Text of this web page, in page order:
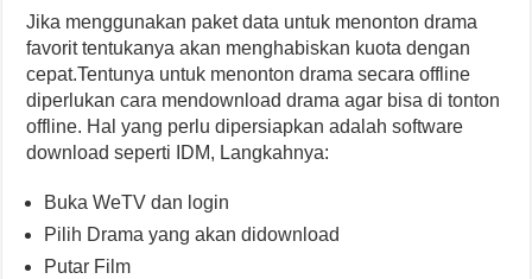
Jika menggunakan paket data untuk menonton drama
favorit tentukanya akan menghabiskan kuota dengan
cepat.Tentunya untuk menonton drama secara offline
diperlukan cara mendownload drama agar bisa di tonton
offline. Hal yang perlu dipersiapkan adalah software
download seperti IDM, Langkahnya:
Buka WeTV dan login
Pilih Drama yang akan didownload
Putar Film